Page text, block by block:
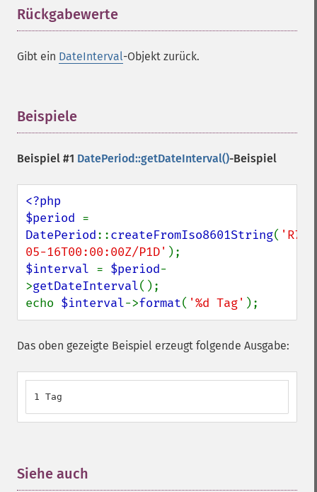
Rückgabewerte
Gibt ein DateInterval-Objekt zurück.
Beispiele
Beispiel #1 DatePeriod::getDateInterval()-Beispiel
<?php
$period
DatePeriod::createFromIso8601String( 'R7/
05-16T00:00:00Z/P1D'
$interval = $period-
>getDateInterval();
echo $interval->format( '%d Tag' );
Das oben gezeigte Beispiel erzeugt folgende Ausgabe:
1 Tag
Siehe auch